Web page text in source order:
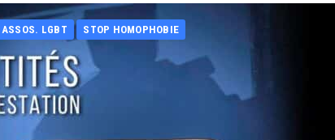
ASSOS. LGBT STOP HOMOPHOBIE